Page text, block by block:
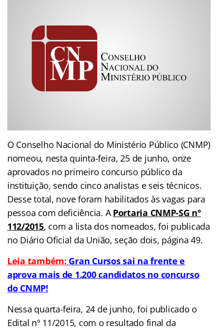
O Conselho Nacional do Ministério Público (CNMP)
nomeou, nesta quinta-feira, 25 de junho, onze
aprovados no primeiro concurso público da
instituição, sendo cinco analistas e seis técnicos.
Desse total, nove foram habilitados às vagas para
pessoa com deficiência. A Portaria CNMP-SG nº
112/2015, com a lista dos nomeados, foi publicada
no Diário Oficial da União, seção dois, página 49.
Leia também: Gran Cursos sai na frente e
aprova mais de 1.200 candidatos no concurso
do CNMP!
Nessa quarta-feira, 24 de junho, foi publicado o
Edital nº 11/2015, com o resultado final da